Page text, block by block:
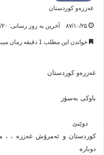
غه‌ززه‌و كوردستان
۸۷/۱۰/۲۵ آخرین به روز رسانی: ۹۱/۰۸/۲۰
خواندن این مطلب 1 دقیقه زمان میبرد
غه‌ززه‌و كوردستان
باوكى به‌سۆز
دوێنێ
كوردستان و ئه‌مرۆش غه‌ززه‌ ، ،
دوباره‌